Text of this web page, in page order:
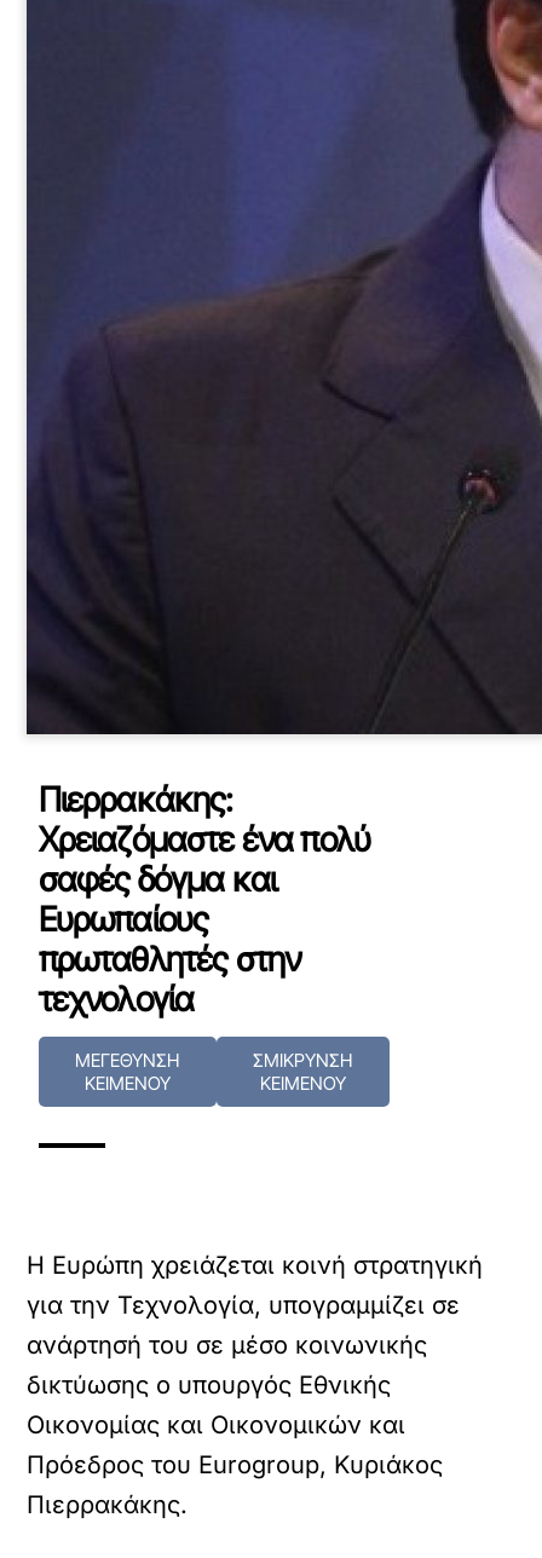
Πιερρακάκης:
Χρειαζόμαστε ένα πολύ
σαφές δόγμα και
Ευρωπαίους
πρωταθλητές στην
τεχνολογία
ΜΕΓΕΘΥΝΣΗ
ΚΕΙΜΕΝΟΥ
ΣΜΙΚΡΥΝΣΗ
ΚΕΙΜΕΝΟΥ
Η Ευρώπη χρειάζεται κοινή στρατηγική
για την Τεχνολογία, υπογραμμίζει σε
ανάρτησή του σε μέσο κοινωνικής
δικτύωσης ο υπουργός Εθνικής
Οικονομίας και Οικονομικών και
Πρόεδρος του Eurogroup, Κυριάκος
Πιερρακάκης.